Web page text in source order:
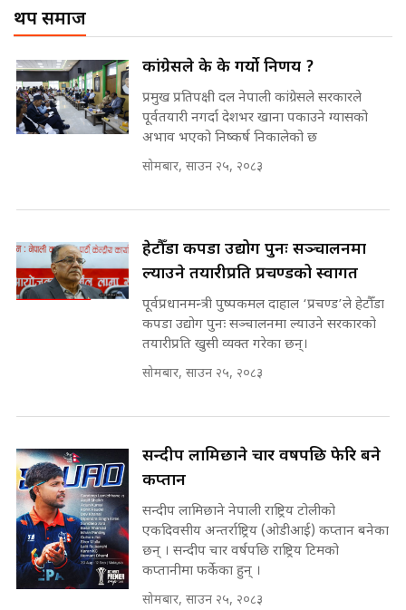
SIDHAKURA ||
अदालतको गुनासो अब सिधै सर्वोच्चमा
|| Court Grievances Directly to
the Supreme Court ||
SIDHAKURA
मोबिलिटीमा महिलाको पहुँच विस्तार गर्दै
Prachanda, Rabi, Gagan Stand
on the Same Page ||
SIDHAKURA ||
Sidhakura || Pratibha Rawal
रसुवाकाे भाङ्गे झरना | Bhange
Waterfall of Rasuwa ||
SIDHAKURA ||
SIDHAKURA
पोप्पोको पासोः कमाउने लोभमा घरबार नै
उठिबास | The Dark Side of
'Poppo Live'-SIDHAKURA
SIDHAKURA ||
घुसको डिल गर्ने मन्त्रीकाे राजिनामा,
भूमिसुधार मन्त्रीलाई जोगाइदै ! ||
SIDHAKURA ||
७८ लाख घुस खाने मन्त्री ! जोगाउने
SIDHAKURA INVESTIGATION
||
मन्त्री र पूर्व मन्त्रीको ७८ लाख घुस डिलको
अडियो | FULL AUDIO |
SIDHAKURA |
थप समाज
कांग्रेसले के के गर्यो निर्णय ?
प्रमुख प्रतिपक्षी दल नेपाली कांग्रेसले सरकारले
पूर्वतयारी नगर्दा देशभर खाना पकाउने ग्यासको
अभाव भएको निष्कर्ष निकालेको छ
सोमबार, साउन २५, २०८३
हेटौँडा कपडा उद्योग पुनः सञ्चालनमा
ल्याउने तयारीप्रति प्रचण्डको स्वागत
पूर्वप्रधानमन्त्री पुष्पकमल दाहाल ‘प्रचण्ड’ले हेटौँडा
कपडा उद्योग पुनः सञ्चालनमा ल्याउने सरकारको
तयारीप्रति खुसी व्यक्त गरेका छन्।
सोमबार, साउन २५, २०८३
सन्दीप लामिछाने चार वर्षपछि फेरि बने
कप्तान
सन्दीप लामिछाने नेपाली राष्ट्रिय टोलीको
एकदिवसीय अन्तर्राष्ट्रिय (ओडीआई) कप्तान बनेका
छन् । सन्दीप चार वर्षपछि राष्ट्रिय टिमको
कप्तानीमा फर्केका हुन् ।
सोमबार, साउन २५, २०८३